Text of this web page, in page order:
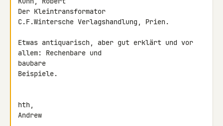
Der Kleintransformator
C.F.Wintersche Verlagshandlung, Prien.
Etwas antiquarisch, aber gut erklärt und vor
allem: Rechenbare und
baubare
Beispiele.
hth,
Andrew